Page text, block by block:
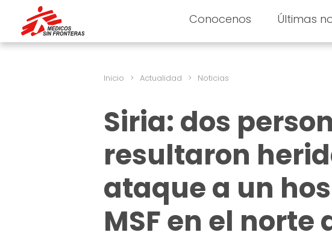
Conocenos Últimas
Inicio > Actualidad > Noticias
Siria: dos
resultaron
ataque a un
MSF en el norte